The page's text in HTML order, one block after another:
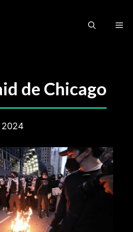
de Chicago